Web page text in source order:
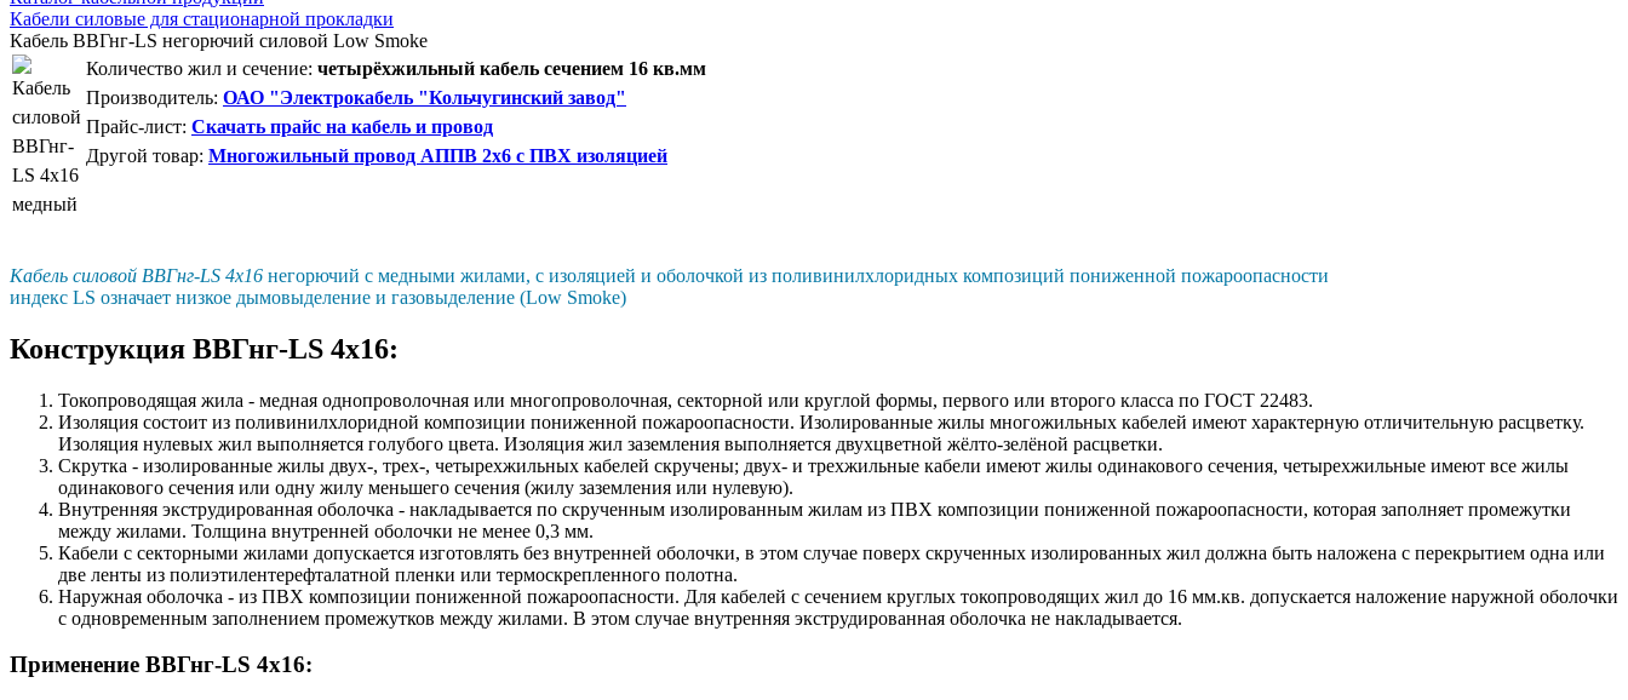
Кабели силовые для стационарной прокладки
Кабель ВВГнг-LS негорючий силовой Low Smoke
Количество жил и сечение: четырёхжильный кабель сечением 16 кв.мм
Производитель: ОАО "Электрокабель "Кольчугинский завод"
Прайс-лист: Скачать прайс на кабель и провод
Другой товар: Многожильный провод АППВ 2x6 с ПВХ изоляцией
Кабель силовой ВВГнг-LS 4х16 негорючий с медными жилами, с изоляцией и оболочкой из поливинилхлоридных композиций пониженной пожароопасности
индекс LS означает низкое дымовыделение и газовыделение (Low Smoke)
Конструкция ВВГнг-LS 4х16:
Токопроводящая жила - медная однопроволочная или многопроволочная, секторной или круглой формы, первого или второго класса по ГОСТ 22483.
Изоляция состоит из поливинилхлоридной композиции пониженной пожароопасности. Изолированные жилы многожильных кабелей имеют характерную отличительную расцветку.
Изоляция нулевых жил выполняется голубого цвета. Изоляция жил заземления выполняется двухцветной жёлто-зелёной расцветки.
Скрутка - изолированные жилы двух-, трех-, четырехжильных кабелей скручены; двух- и трехжильные кабели имеют жилы одинакового сечения, четырехжильные имеют все жилы
одинакового сечения или одну жилу меньшего сечения (жилу заземления или нулевую).
Внутренняя экструдированная оболочка - накладывается по скрученным изолированным жилам из ПВХ композиции пониженной пожароопасности, которая заполняет промежутки
между жилами. Толщина внутренней оболочки не менее 0,3 мм.
Кабели с секторными жилами допускается изготовлять без внутренней оболочки, в этом случае поверх скрученных изолированных жил должна быть наложена с перекрытием одна или
две ленты из полиэтилентерефталатной пленки или термоскрепленного полотна.
Наружная оболочка - из ПВХ композиции пониженной пожароопасности. Для кабелей с сечением круглых токопроводящих жил до 16 мм.кв. допускается наложение наружной оболочки
с одновременным заполнением промежутков между жилами. В этом случае внутренняя экструдированная оболочка не накладывается.
Применение ВВГнг-LS 4х16: